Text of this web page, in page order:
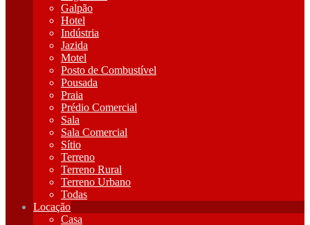
Galpão
Hotel
Indústria
Jazida
Motel
Posto de Combustível
Pousada
Praia
Prédio Comercial
Sala
Sala Comercial
Sítio
Terreno
Terreno Rural
Terreno Urbano
Todas
Locação
Casa